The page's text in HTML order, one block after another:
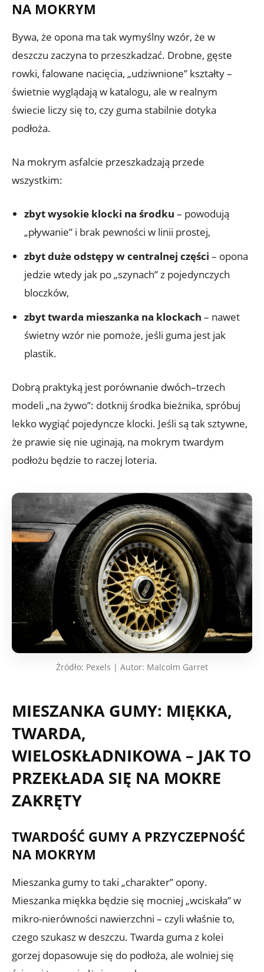
NA MOKRYM
Bywa, że opona ma tak wymyślny wzór, że w
deszczu zaczyna to przeszkadzać. Drobne, gęste
rowki, falowane nacięcia, „udziwnione” kształty –
świetnie wyglądają w katalogu, ale w realnym
świecie liczy się to, czy guma stabilnie dotyka
podłoża.
Na mokrym asfalcie przeszkadzają przede
wszystkim:
zbyt wysokie klocki na środku – powodują
„pływanie” i brak pewności w linii prostej,
zbyt duże odstępy w centralnej części – opona
jedzie wtedy jak po „szynach” z pojedynczych
bloczków,
zbyt twarda mieszanka na klockach – nawet
świetny wzór nie pomoże, jeśli guma jest jak
plastik.
Dobrą praktyką jest porównanie dwóch–trzech
modeli „na żywo”: dotknij środka bieżnika, spróbuj
lekko wygiąć pojedyncze klocki. Jeśli są tak sztywne,
że prawie się nie uginają, na mokrym twardym
podłożu będzie to raczej loteria.
Źródło: Pexels | Autor: Malcolm Garret
MIESZANKA GUMY: MIĘKKA,
TWARDA,
WIELOSKŁADNIKOWA – JAK TO
PRZEKŁADA SIĘ NA MOKRE
ZAKRĘTY
TWARDOŚĆ GUMY A PRZYCZEPNOŚĆ
NA MOKRYM
Mieszanka gumy to taki „charakter” opony.
Mieszanka miękka będzie się mocniej „wciskała” w
mikro-nierówności nawierzchni – czyli właśnie to,
czego szukasz w deszczu. Twarda guma z kolei
gorzej dopasowuje się do podłoża, ale wolniej się